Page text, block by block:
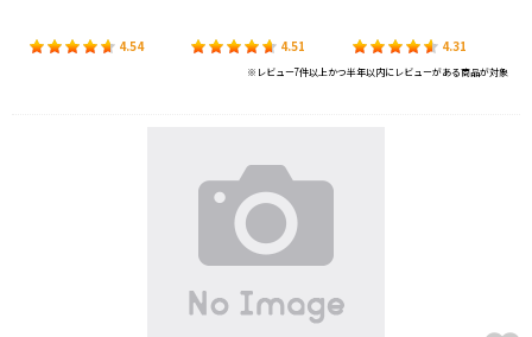
4.54 4.51 4.31
※レビュー7件以上かつ半年以内にレビューがある商品が対象